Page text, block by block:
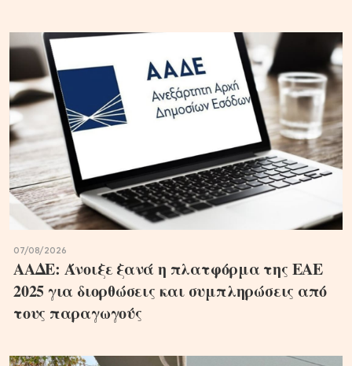
07/08/2026
ΑΑΔΕ: Άνοιξε ξανά η πλατφόρμα της ΕΑΕ
2025 για διορθώσεις και συμπληρώσεις από
τους παραγωγούς